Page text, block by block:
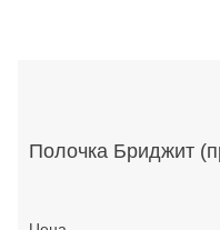
Полочка Бриджит